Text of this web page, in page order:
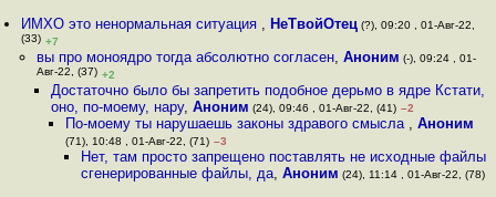
ИМХО это ненормальная ситуация , НеТвойОтец (?), 09:20 , 01-Авг-22,
(33) +7
вы про моноядро тогда абсолютно согласен, Аноним (-), 09:24 , 01-
Авг-22, (37) +2
Достаточно было бы запретить подобное дерьмо в ядре Кстати,
оно, по-моему, нару, Аноним (24), 09:46 , 01-Авг-22, (41) –2
По-моему ты нарушаешь законы здравого смысла ,Аноним
(71), 10:48 , 01-Авг-22, (71) –3
Нет, там просто запрещено поставлять не исходные файлы
сгенерированные файлы, да, Аноним (24), 11:14 , 01-Авг-22, (78)